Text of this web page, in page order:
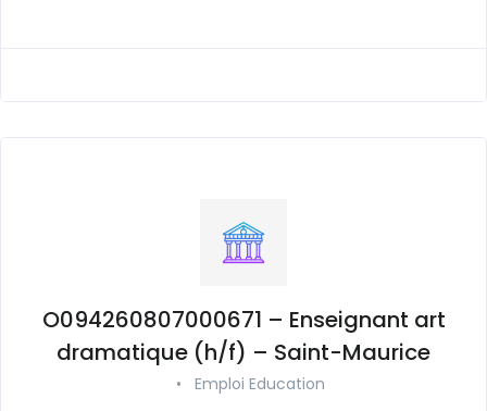
O094260807000671 – Enseignant art
dramatique (h/f) – Saint-Maurice
• Emploi Education